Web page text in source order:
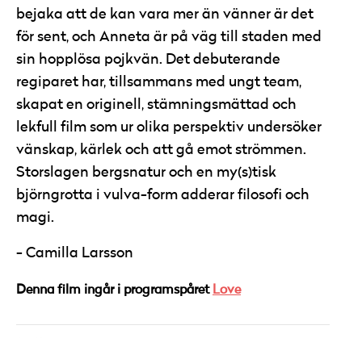
bejaka att de kan vara mer än vänner är det
för sent, och Anneta är på väg till staden med
sin hopplösa pojkvän. Det debuterande
regiparet har, tillsammans med ungt team,
skapat en originell, stämningsmättad och
lekfull film som ur olika perspektiv undersöker
vänskap, kärlek och att gå emot strömmen.
Storslagen bergsnatur och en my(s)tisk
björngrotta i vulva-form adderar filosofi och
magi.
Camilla Larsson
Denna film ingår i programspåret Love